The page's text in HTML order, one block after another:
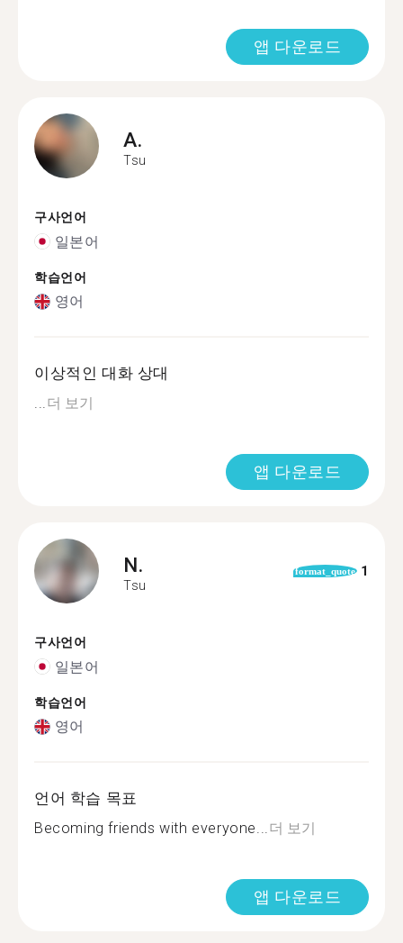
앱 다운로드
A.
Tsu
구사언어
일본어
학습언어
영어
이상적인 대화 상대
...더 보기
앱 다운로드
N.
Tsu
format_quote 1
구사언어
일본어
학습언어
영어
언어 학습 목표
Becoming friends with everyone...더 보기
앱 다운로드